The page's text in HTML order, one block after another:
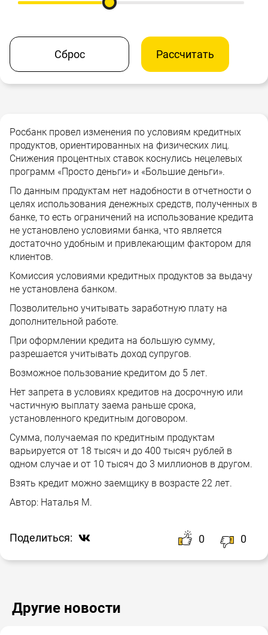
Сброс Рассчитать
Росбанк провел изменения по условиям кредитных
продуктов, ориентированных на физических лиц.
Снижения процентных ставок коснулись нецелевых
программ «Просто деньги» и «Большие деньги».
По данным продуктам нет надобности в отчетности о
целях использования денежных средств, полученных в
банке, то есть ограничений на использование кредита
не установлено условиями банка, что является
достаточно удобным и привлекающим фактором для
клиентов.
Комиссия условиями кредитных продуктов за выдачу
не установлена банком.
Позволительно учитывать заработную плату на
дополнительной работе.
При оформлении кредита на большую сумму,
разрешается учитывать доход супругов.
Возможное пользование кредитом до 5 лет.
Нет запрета в условиях кредитов на досрочную или
частичную выплату заема раньше срока,
установленного кредитным договором.
Сумма, получаемая по кредитным продуктам
варьируется от 18 тысяч и до 400 тысяч рублей в
одном случае и от 10 тысяч до 3 миллионов в другом.
Взять кредит можно заемщику в возрасте 22 лет.
Автор: Наталья М.
Поделиться: 0 0
Другие новости